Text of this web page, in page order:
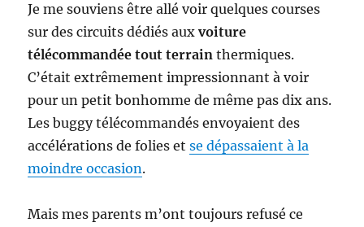
Je me souviens être allé voir quelques courses
sur des circuits dédiés auxvoiture
télécommandée tout terrain thermiques.
C’était extrêmement impressionnant à voir
pour un petit bonhomme de même pas dix ans.
Les buggy télécommandés envoyaient des
accélérations de folies etse dépassaient à la
moindre occasion.
Mais mes parents m’ont toujours refusé ce